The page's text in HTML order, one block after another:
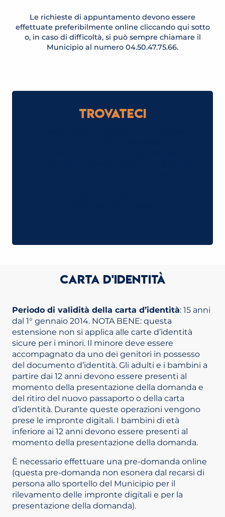
Le richieste di appuntamento devono essere
effettuate preferibilmente online cliccando qui sotto
o, in caso di difficoltà, si può sempre chiamare il
Municipio al numero 04.50.47.75.66.
Trovateci
CARTA D'IDENTITÀ
Periodo di validità della carta d’identità: 15 anni
dal 1° gennaio 2014. NOTA BENE: questa
estensione non si applica alle carte d’identità
sicure per i minori. Il minore deve essere
accompagnato da uno dei genitori in possesso
del documento d’identità. Gli adulti e i bambini a
partire dai 12 anni devono essere presenti al
momento della presentazione della domanda e
del ritiro del nuovo passaporto o della carta
d’identità. Durante queste operazioni vengono
prese le impronte digitali. I bambini di età
inferiore ai 12 anni devono essere presenti al
momento della presentazione della domanda.
È necessario effettuare una pre-domanda online
(questa pre-domanda non esonera dal recarsi di
persona allo sportello del Municipio per il
rilevamento delle impronte digitali e per la
presentazione della domanda).